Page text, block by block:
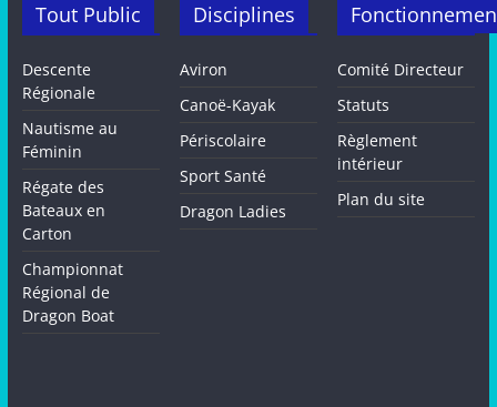
Tout Public
Descente
Régionale
Nautisme au
Féminin
Régate des
Bateaux en
Carton
Championnat
Régional de
Dragon Boat
Disciplines
Aviron
Canoë-Kayak
Périscolaire
Sport Santé
Dragon Ladies
Comité Directeur
Statuts
Règlement
intérieur
Plan du site